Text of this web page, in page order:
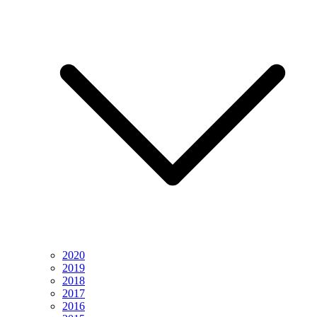
2020
2019
2018
2017
2016